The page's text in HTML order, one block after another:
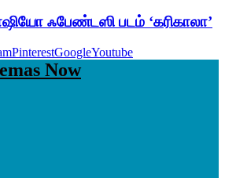
ஃபேண்டஸி படம் ‘கரிகாலா’
PinterestGoogleYoutube